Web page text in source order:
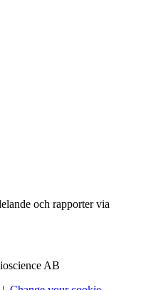
och rapporter via
AB